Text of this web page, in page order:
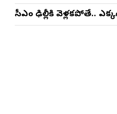
సీఎం ఢిల్లీకి వెళ్లకపోతే..